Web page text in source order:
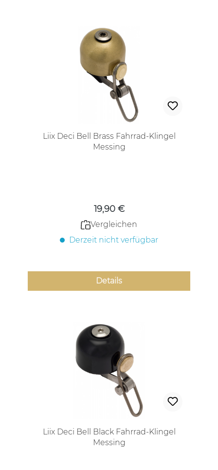
Liix Deci Bell Brass Fahrrad-Klingel
Messing
19,90 €
Vergleichen
Derzeit nicht verfügbar
Details
Liix Deci Bell Black Fahrrad-Klingel
Messing